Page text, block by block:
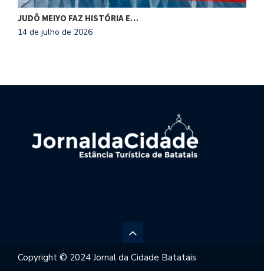
JUDÔ MEIYO FAZ HISTÓRIA E…
14 de julho de 2026
Copyright © 2024 Jornal da Cidade Batatais